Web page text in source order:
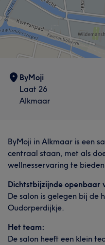
ByMoji
Laat 26
Alkmaar
ByMoji in Alkmaar is een
centraal staan, met als
wellnesservaring te
Dichtstbijzijnde openbaar
De salon is gelegen bij de
Oudorperdijkje.
Het team:
De salon heeft een klein